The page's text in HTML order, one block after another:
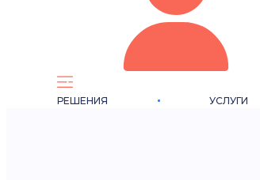
РЕШЕНИЯ УСЛУГИ